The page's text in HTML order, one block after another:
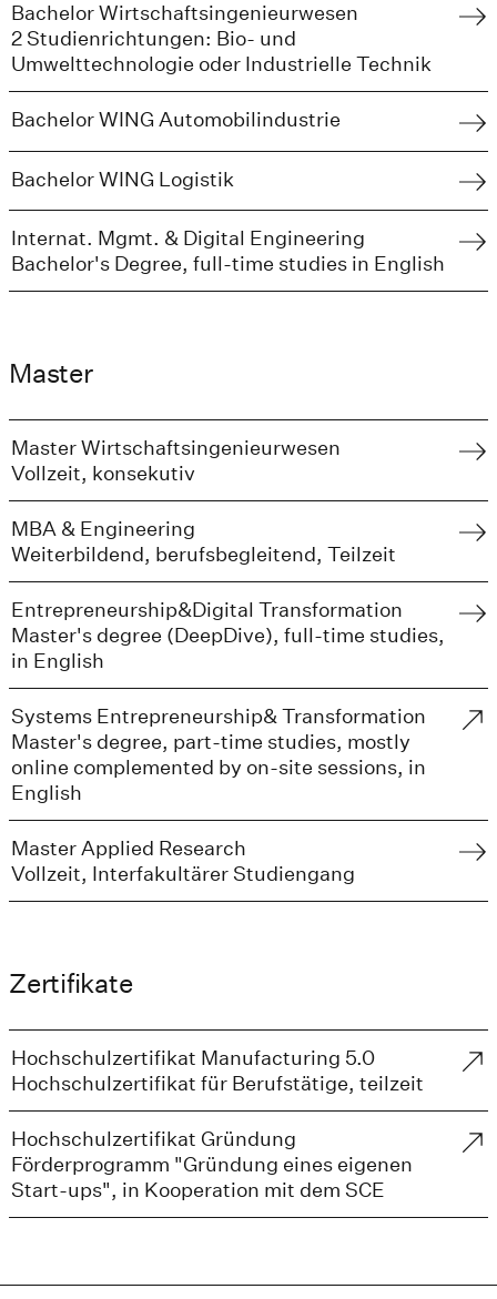
Bachelor Wirtschaftsingenieurwesen
2 Studienrichtungen: Bio- und
Umwelttechnologie oder Industrielle Technik
Bachelor WING Automobilindustrie
Bachelor WING Logistik
Internat. Mgmt. & Digital Engineering
Bachelor's Degree, full-time studies in English
Master
Master Wirtschaftsingenieurwesen
Vollzeit, konsekutiv
MBA & Engineering
Weiterbildend, berufsbegleitend, Teilzeit
Entrepreneurship&Digital Transformation
Master's degree (DeepDive), full-time studies,
in English
Systems Entrepreneurship& Transformation
Master's degree, part-time studies, mostly
online complemented by on-site sessions, in
English
Master Applied Research
Vollzeit, Interfakultärer Studiengang
Zertifikate
Hochschulzertifikat Manufacturing 5.0
Hochschulzertifikat für Berufstätige, teilzeit
Hochschulzertifikat Gründung
Förderprogramm "Gründung eines eigenen
Start-ups", in Kooperation mit dem SCE